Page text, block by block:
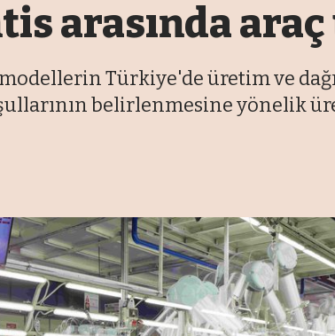
arasında
modellerin Türkiye'de üretim ve
belirlenmesine yönelik